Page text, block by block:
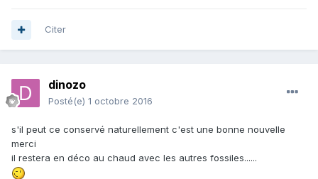
Citer
dinozo
Posté(e) 1 octobre 2016
s'il peut ce conservé naturellement c'est une bonne nouvelle
merci
il restera en déco au chaud avec les autres fossiles......